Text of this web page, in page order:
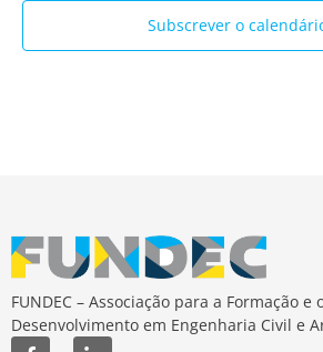
Subscrever o
FUNDEC – Associação para a Formação e
Desenvolvimento em Engenharia Civil e